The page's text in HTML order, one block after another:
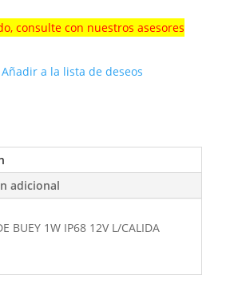
consulte con nuestros asesores
Añadir a la lista de deseos
adicional
BUEY 1W IP68 12V L/CALIDA